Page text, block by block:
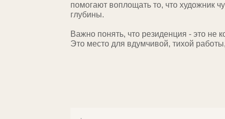
помогают воплощать то, что художник
глубины.
Важно понять, что резиденция - это не
Это место для вдумчивой, тихой